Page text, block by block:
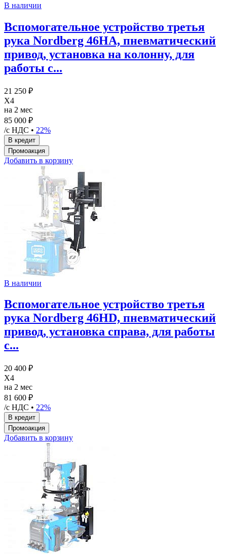
В наличии
Вспомогательное устройство третья
рука Nordberg 46HA, пневматический
привод, установка на колонну, для
работы с...
21 250 ₽
X4
на 2 мес
85 000 ₽
/с НДС • 22%
Добавить в корзину
В наличии
Вспомогательное устройство третья
рука Nordberg 46HD, пневматический
привод, установка справа, для работы
с...
20 400 ₽
X4
на 2 мес
81 600 ₽
/с НДС • 22%
Добавить в корзину